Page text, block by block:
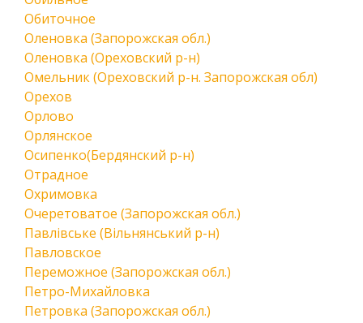
Обиточное
Оленовка (Запорожская обл.)
Оленовка (Ореховский р-н)
Омельник (Ореховский р-н. Запорожская обл)
Орехов
Орлово
Орлянское
Осипенко(Бердянский р-н)
Отрадное
Охримовка
Очеретоватое (Запорожская обл.)
Павлівське (Вільнянський р-н)
Павловское
Переможное (Запорожская обл.)
Петро-Михайловка
Петровка (Запорожская обл.)